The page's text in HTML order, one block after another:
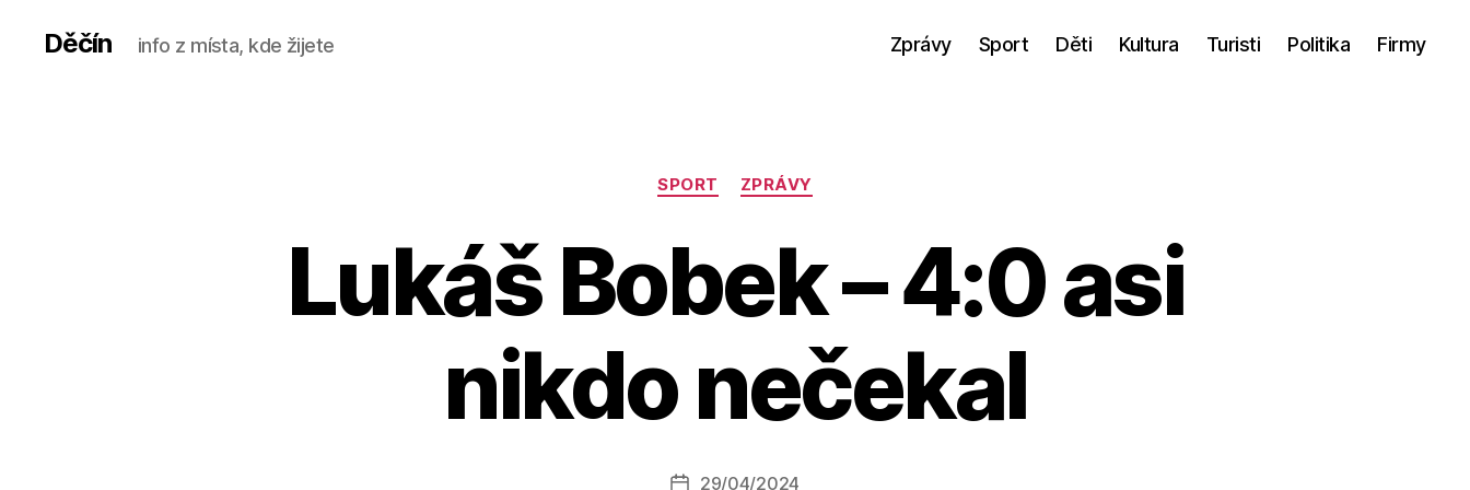
Děčín info z místa, kde žijete Zprávy Sport Děti Kultura Turisti Politika Firmy
Rubriky
SPORT ZPRÁVY
Lukáš Bobek – 4:0 asi
nikdo nečekal
Autor
u
t
a
Datum
29/04/2024